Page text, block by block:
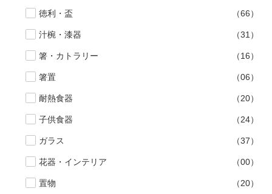
徳利・盃 （66）
汁椀・漆器 （31）
箸・カトラリー （16）
箸置 （06）
耐熱食器 （20）
子供食器 （24）
ガラス （37）
花器・インテリア （00）
置物 （20）